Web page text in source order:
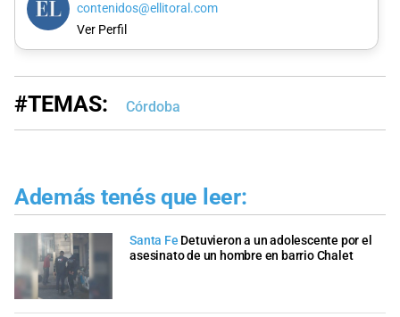
contenidos@ellitoral.com
Ver Perfil
#TEMAS: Córdoba
Además tenés que leer:
Santa Fe Detuvieron a un adolescente por el
asesinato de un hombre en barrio Chalet